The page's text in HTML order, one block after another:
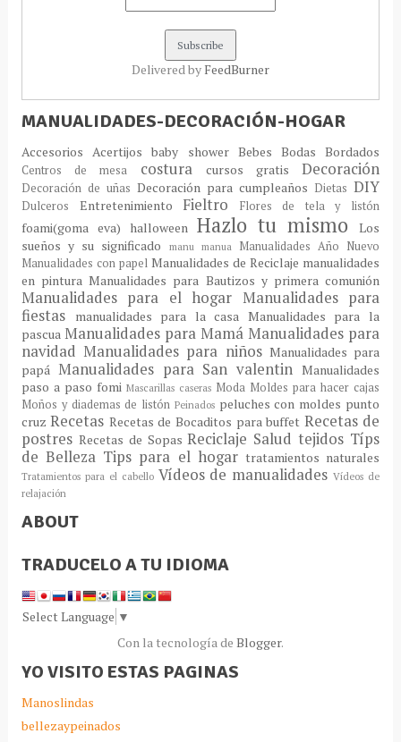
Delivered by FeedBurner
MANUALIDADES-DECORACIÓN-HOGAR
AccesoriosAcertijosbaby shower Bebes BodasBordados
Centros de mesa costura cursos gratisDecoración
Decoración de uñas Decoración para cumpleaños DietasDIY
Dulceros Entretenimiento Fieltro Flores de tela y listón
foami(goma eva) halloween Hazlo tu mismoLos
sueños y su significado
manu manua Manualidades Año Nuevo
Manualidades con papel Manualidades de Reciclaje manualidades
en pinturaManualidades para Bautizos y primera comunión
Manualidades para el hogar Manualidades para
fiestas
manualidades para la casa Manualidades para la
pascua Manualidades para MamáManualidades para
navidadManualidades para niños Manualidades para
papá Manualidades para San valentinManualidades
paso a paso fomi Mascarillas caseras Moda Moldes para hacer cajas
Moños y diademas de listón Peinados peluches con moldes punto
cruzRecetas Recetas de Bocaditos para buffet Recetas de
postres Recetas de SopasReciclaje Saludtejidos Típs
de Belleza Tips para el hogar tratamientos naturales
Tratamientos para el cabello Vídeos de manualidadesVídeos de
relajación
ABOUT
TRADUCELO A TU IDIOMA
Select Language ▼
Con la tecnología de Blogger.
YO VISITO ESTAS PAGINAS
Manoslindas
bellezaypeinados